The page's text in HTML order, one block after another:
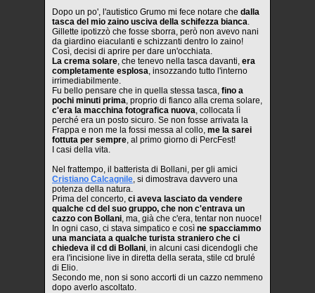
Dopo un po', l'autistico Grumo mi fece notare che dalla
tasca del mio zaino usciva della schifezza bianca
Gillette ipotizzò che fosse sborra, però non avevo nani
da giardino eiaculanti e schizzanti dentro lo zaino!
Così, decisi di aprire per dare un'occhiata.
La crema solare , che tenevo nella tasca davanti, era
completamente esplosa , insozzando tutto l'interno
irrimediabilmente.
Fu bello pensare che in quella stessa tasca, fino a
pochi minuti prima , proprio di fianco alla crema solare,
c'era la macchina fotografica nuova , collocata lì
perché era un posto sicuro. Se non fosse arrivata la
Frappa e non me la fossi messa al collo, me la sarei
fottuta per sempre , al primo giorno di PercFest!
I casi della vita.
Nel frattempo, il batterista di Bollani, per gli amici
Cristiano Calcagnile , si dimostrava davvero una
potenza della natura.
Prima del concerto, ci aveva lasciato da vendere
qualche cd del suo gruppo, che non c'entrava un
cazzo con Bollani , ma, già che c'era, tentar non nuoce!
In ogni caso, ci stava simpatico e così ne spacciammo
una manciata a qualche turista straniero che ci
chiedeva il cd di Bollani , in alcuni casi dicendogli che
era l'incisione live in diretta della serata, stile cd brulé
di Elio.
Secondo me, non si sono accorti di un cazzo nemmeno
dopo averlo ascoltato.